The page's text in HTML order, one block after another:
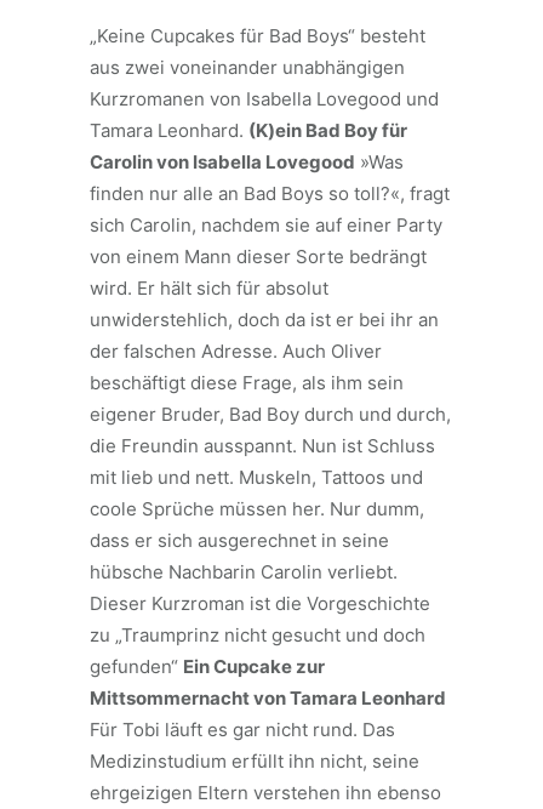
„Keine Cupcakes für Bad Boys“ besteht
aus zwei voneinander unabhängigen
Kurzromanen von Isabella Lovegood und
Tamara Leonhard. (K)ein Bad Boy für
Carolinvon Isabella Lovegood »Was
finden nur alle an Bad Boys so toll?«, fragt
sich Carolin, nachdem sie auf einer Party
von einem Mann dieser Sorte bedrängt
wird. Er hält sich für absolut
unwiderstehlich, doch da ist er bei ihr an
der falschen Adresse. Auch Oliver
beschäftigt diese Frage, als ihm sein
eigener Bruder, Bad Boy durch und durch,
die Freundin ausspannt. Nun ist Schluss
mit lieb und nett. Muskeln, Tattoos und
coole Sprüche müssen her. Nur dumm,
dass er sich ausgerechnet in seine
hübsche Nachbarin Carolin verliebt.
Dieser Kurzroman ist die Vorgeschichte
zu „Traumprinz nicht gesucht und doch
gefunden“ Ein Cupcake zur
Mittsommernachtvon Tamara Leonhard
Für Tobi läuft es gar nicht rund. Das
Medizinstudium erfüllt ihn nicht, seine
ehrgeizigen Eltern verstehen ihn ebenso